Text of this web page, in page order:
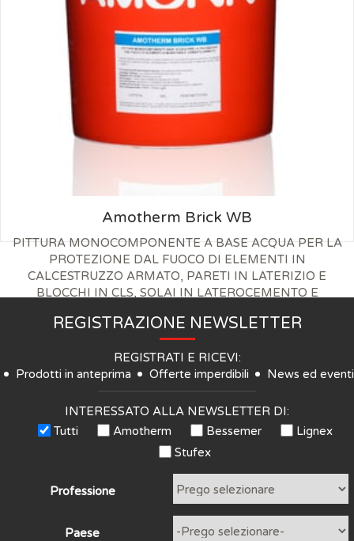
Amotherm Brick WB
PITTURA MONOCOMPONENTE A BASE ACQUA PER LA
PROTEZIONE DAL FUOCO DI ELEMENTI IN
CALCESTRUZZO ARMATO, PARETI IN LATERIZIO E
BLOCCHI IN CLS, SOLAI IN LATEROCEMENTO E
REGISTRAZIONE NEWSLETTER
REGISTRATI E RICEVI:
Prodotti in anteprima
Offerte imperdibili News ed eventi
INTERESSATO ALLA NEWSLETTER DI:
Tutti
Amotherm Bessemer
Lignex
Stufex
Professione
Paese